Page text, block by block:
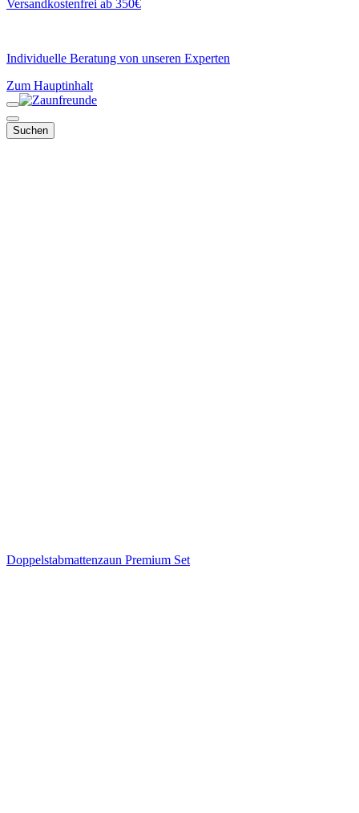
Versandkostenfrei ab 350€
Individuelle Beratung von unseren Experten
Zum Hauptinhalt
Suchen
Doppelstabmattenzaun Premium Set